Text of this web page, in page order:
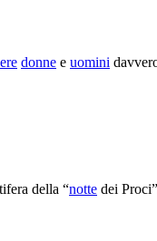
donne e uomini
della “notte dei